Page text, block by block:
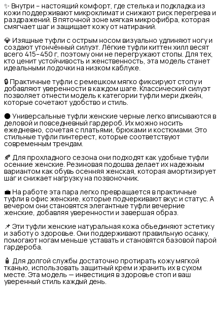
✨ Внутри – настоящий комфорт, где стелька и подкладка из
кожи поддерживают микроклимат и снижают риск перегрева и
раздражений. В пяточной зоне мягкая микрофибра, которая
смягчает шаг и защищает кожу от натираний.
💎 Изящные туфли с острым носом визуально удлиняют ногу и
создают утончённый силуэт. Лёгкие туфли киттен хилл весят
всего 415–450 г, поэтому они не перегружают стопы. Для тех,
кто ценит устойчивость и женственность, эта модель станет
идеальными лодочки на низком каблуке.
🔒 Практичные туфли с ремешком мягко фиксируют стопу и
добавляют уверенности в каждом шаге. Классический силуэт
позволяет отнести модель к категории туфли мери джейн,
которые сочетают удобство и стиль.
⚫ Универсальные туфли женские черные легко вписываются в
деловой и повседневный гардероб. Их можно носить
ежедневно, сочетая с платьями, брюками и костюмами. Это
стильные туфли пинтерест, которые соответствуют
современным трендам.
🍂 Для прохладного сезона они подходят как удобные туфли
осенние женские. Резиновая подошва делает их надежным
вариантом как обувь осенняя женская, которая амортизирует
шаг и снижает нагрузку на позвоночник.
💼 На работе эта пара легко превращается в практичные
туфли в офис женские, которые подчеркивают вкус и статус. А
вечером они становятся элегантные туфли вечерние
женские, добавляя уверенности и завершая образ.
📌 Эти туфли женские натуральная кожа объединяют эстетику
и заботу о здоровье. Они поддерживают правильную осанку,
помогают ногам меньше уставать и становятся базовой парой
гардероба.
🧴 Для долгой службы достаточно протирать кожу мягкой
тканью, использовать защитный крем и хранить их в сухом
месте. Эта модель — инвестиция в здоровье стоп и ваш
уверенный стиль каждый день.